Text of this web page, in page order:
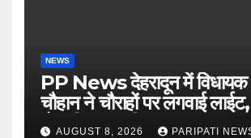
NEWS
PP News देहरादून में विधायक
चौहान ने चौराहों पर लगवाई
हो गयी वाह-वाही…
AUGUST 8, 2026 PARIPATI